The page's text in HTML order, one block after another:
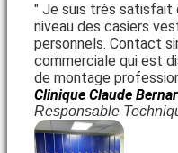
" Je suis très satisfait
niveau des casiers
personnels. Contact
commerciale qui est
de montage
Clinique Claude
Responsable